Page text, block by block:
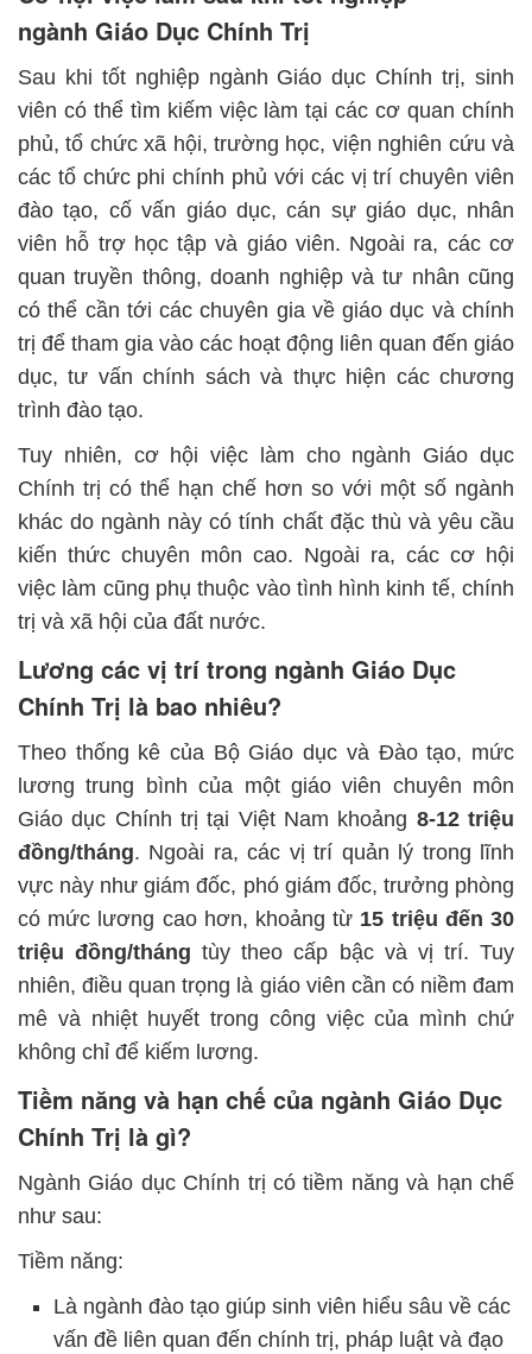
ngành Giáo Dục Chính Trị
Sau khi tốt nghiệp ngành Giáo dục Chính trị, sinh
viên có thể tìm kiếm việc làm tại các cơ quan chính
phủ, tổ chức xã hội, trường học, viện nghiên cứu và
các tổ chức phi chính phủ với các vị trí chuyên viên
đào tạo, cố vấn giáo dục, cán sự giáo dục, nhân
viên hỗ trợ học tập và giáo viên. Ngoài ra, các cơ
quan truyền thông, doanh nghiệp và tư nhân cũng
có thể cần tới các chuyên gia về giáo dục và chính
trị để tham gia vào các hoạt động liên quan đến giáo
dục, tư vấn chính sách và thực hiện các chương
trình đào tạo.
Tuy nhiên, cơ hội việc làm cho ngành Giáo dục
Chính trị có thể hạn chế hơn so với một số ngành
khác do ngành này có tính chất đặc thù và yêu cầu
kiến thức chuyên môn cao. Ngoài ra, các cơ hội
việc làm cũng phụ thuộc vào tình hình kinh tế, chính
trị và xã hội của đất nước.
Lương các vị trí trong ngành Giáo Dục
Chính Trị là bao nhiêu?
Theo thống kê của Bộ Giáo dục và Đào tạo, mức
lương trung bình của một giáo viên chuyên môn
Giáo dục Chính trị tại Việt Nam khoảng 8-12 triệu
đồng/tháng. Ngoài ra, các vị trí quản lý trong lĩnh
vực này như giám đốc, phó giám đốc, trưởng phòng
có mức lương cao hơn, khoảng từ 15 triệu đến 30
triệu đồng/tháng tùy theo cấp bậc và vị trí. Tuy
nhiên, điều quan trọng là giáo viên cần có niềm đam
mê và nhiệt huyết trong công việc của mình chứ
không chỉ để kiếm lương.
Tiềm năng và hạn chế của ngành Giáo Dục
Chính Trị là gì?
Ngành Giáo dục Chính trị có tiềm năng và hạn chế
như sau:
Tiềm năng:
Là ngành đào tạo giúp sinh viên hiểu sâu về các
vấn đề liên quan đến chính trị, pháp luật và đạo